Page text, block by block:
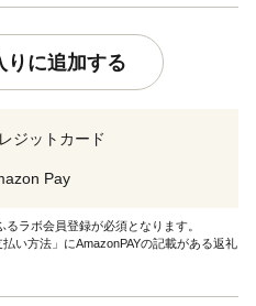
りに追加する
ジットカード
Pay
ラボ会員登録が必須となります。
い方法」にAmazonPAYの記載がある返礼